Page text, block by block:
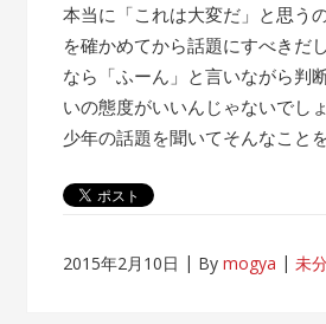
本当に「これは大変だ」と思う
を確かめてから話題にすべきだ
なら「ふーん」と言いながら判
いの態度がいいんじゃないでし
少年の話題を聞いてそんなこと
2015年2月10日 Bymogya 未